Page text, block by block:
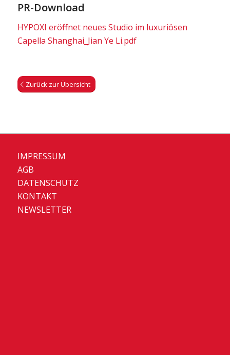
PR-Download
HYPOXI eröffnet neues Studio im luxuriösen
Capella Shanghai_Jian Ye Li.pdf
Zurück zur Übersicht
IMPRESSUM
AGB
DATENSCHUTZ
KONTAKT
NEWSLETTER